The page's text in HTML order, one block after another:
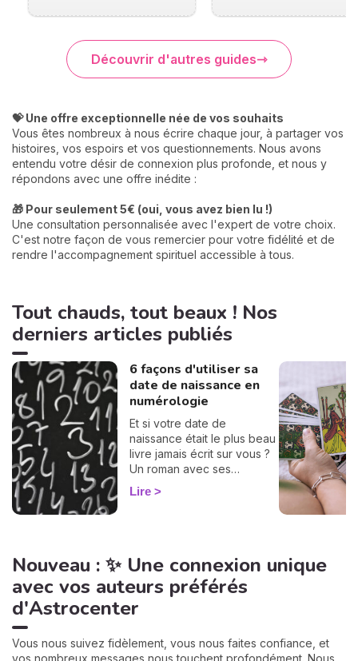
Découvrir d'autres guides
💝 Une offre exceptionnelle née de vos souhaits
Vous êtes nombreux à nous écrire chaque jour, à partager vos
histoires, vos espoirs et vos questionnements. Nous avons
entendu votre désir de connexion plus profonde, et nous y
répondons avec une offre inédite :
🎁 Pour seulement 5€ (oui, vous avez bien lu !)
Une consultation personnalisée avec l'expert de votre choix.
C'est notre façon de vous remercier pour votre fidélité et de
rendre l'accompagnement spirituel accessible à tous.
Tout chauds, tout beaux ! Nos
derniers articles publiés
6 façons d'utiliser sa
date de naissance en
numérologie
Et si votre date de
naissance était le plus beau
livre jamais écrit sur vous ?
Un roman avec ses
chapitres, ses
rebondissements et même
tourner les pages, une à
une. On vous montre
comment… 🔢
Lire
Nouveau : ✨ Une connexion unique
avec vos auteurs préférés
d'Astrocenter
Vous nous suivez fidèlement, vous nous faites confiance, et
vos nombreux messages nous touchent profondément. Nous